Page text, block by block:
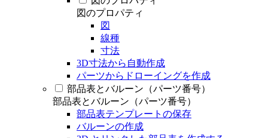
図のプロパティ
図
線種
寸法
3D寸法から自動作成
パーツからドローイングを作成
部品表とバルーン（パーツ番号）
部品表とバルーン（パーツ番号）
部品表テンプレートの保存
バルーンの作成